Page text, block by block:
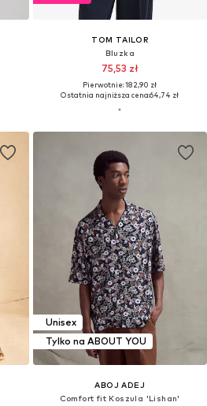
TOM TAILOR
Bluzka
75,53 zł
Pierwotnie: 182,90 zł
Ostatnia najniższa cena:64,74 zł
Unisex
Tylko na ABOUT YOU
ABOJ ADEJ
Comfort fit Koszula 'Lishan'